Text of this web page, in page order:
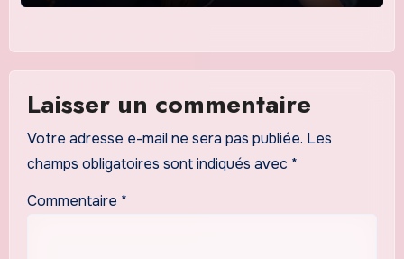
Laisser un commentaire
Votre adresse e-mail ne sera pas publiée. Les
champs obligatoires sont indiqués avec *
Commentaire *